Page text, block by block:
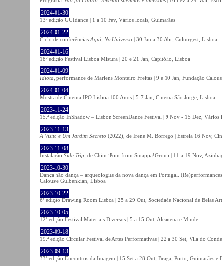
2024-01-30
13ª edição GUIdance | 1 a 10 Fev, Vários locais, Guimarães
2024-01-22
Ciclo de conferências Aqui, No Universo | 30 Jan a 30 Abr, Culturgest, Lisboa
2024-01-16
18º edição Festival Lisboa Mistura | 20 e 21 Jan, Capitólio, Lisboa
2024-01-09
Idiota , performance de Marlene Monteiro Freitas | 9 e 10 Jan, Fundação
2024-01-04
Mostra de Cinema IPO Lisboa 100 Anos | 5-7 Jan, Cinema São Jorge, Lisboa
2023-11-24
15.ª edição InShadow – Lisbon ScreenDance Festival | 9 Nov - 15 Dez, Vários
2023-11-13
A Visita e Um Jardim Secreto (2022), de Irene M. Borrego | Estreia 16 Nov,
2023-11-08
Instalação Side Trip , de Chim↑Pom from Smappa!Group | 11 a 19 Nov,
2023-10-30
Dança não dança – arqueologias da nova dança em Portugal.
Calouste Gulbenkian, Lisboa
2023-10-22
6ª edição Drawing Room Lisboa | 25 a 29 Out, Sociedade Nacional de Belas
2023-10-05
12ª edição Festival Materiais Diversos | 5 a 15 Out, Alcanena e Minde
2023-09-18
19.ª edição Circular Festival de Artes Performativas | 22 a 30 Set, Vila do Conde
2023-09-13
33ª edição Encontros da Imagem | 15 Set a 28 Out, Braga, Porto, Guimarães e